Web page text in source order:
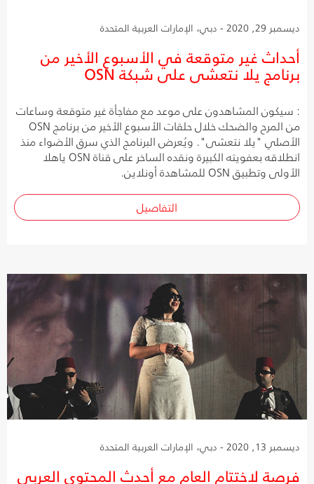
ديسمبر 29, 2020 - دبي، الإمارات العربية المتحدة
أحداث غير متوقعة في الأسبوع الأخير من
برنامج يلا نتعشى على شبكة OSN
: سيكون المشاهدون على موعد مع مفاجأة غير متوقعة وساعات
من المرح والضحك خلال حلقات الأسبوع الأخير من برنامج OSN
الأصلي "يلا نتعشى". ويُعرض البرنامج الذي سرق الأضواء منذ
انطلاقه بعفويته الكبيرة ونقده الساخر على قناة OSN ياهلا
الأولى وتطبيق OSN للمشاهدة أونلاين.
التفاصيل
ديسمبر 13, 2020 - دبي، الإمارات العربية المتحدة
فرصة لاختتام العام مع أحدث المحتوى العربي